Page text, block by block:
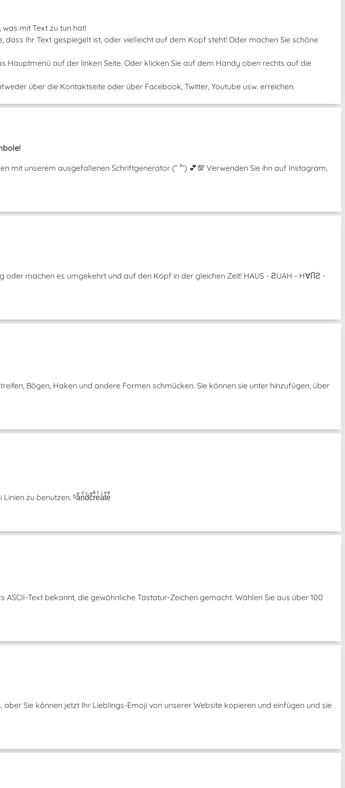
mit Text zu tun hat!
dass Ihr Text gespiegelt ist, oder vielleicht auf dem Kopf steht! Oder machen Sie schöne
Hauptmenü auf der linken Seite. Oder klicken Sie auf dem Handy oben rechts auf die
über die Kontaktseite oder über Facebook, Twitter, Youtube usw. erreichen.
mit unserem ausgefallenen Schriftgenerator (˘ ³˘) 💕💯 Verwenden Sie ihn auf Instagram,
oder machen es umgekehrt und auf den Kopf in der gleichen Zeit! HAUS - ƧUAH - H∀ႶƧ -
Bögen, Haken und andere Formen schmücken. Sie können sie unter hinzufügen, über
zu benutzen. ᵇaͤnͨdͬcͤrͣeͭaͥtͮeͤ
Text bekannt, die gewöhnliche Tastatur-Zeichen gemacht. Wählen Sie aus über 100
Sie können jetzt Ihr Lieblings-Emoji von unserer Website kopieren und einfügen und sie